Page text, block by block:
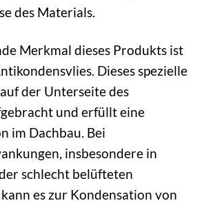
des Materials.
Merkmal dieses Produkts ist
Dieses spezielle
der Unterseite des
und erfüllt eine
im Dachbau. Bei
insbesondere in
schlecht belüfteten
es zur Kondensation von